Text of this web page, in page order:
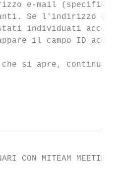
e-mail
Se l'indirizzo e-
individuati
il campo ID
si apre,
CON MITEAM MEETINGS